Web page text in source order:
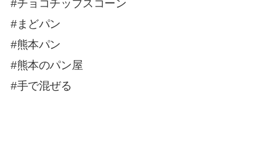
#チョコチップスコーン
#まどパン
#熊本パン
#熊本のパン屋
#手で混ぜる